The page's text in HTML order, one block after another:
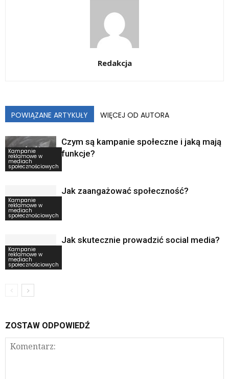
Redakcja
POWIĄZANE ARTYKUŁY WIĘCEJ OD AUTORA
Kampanie
reklamowe w
mediach
społecznościowych
Czym są kampanie społeczne i jaką mają
funkcje?
Kampanie
reklamowe w
mediach
społecznościowych
Jak zaangażować społeczność?
Kampanie
reklamowe w
mediach
społecznościowych
Jak skutecznie prowadzić social media?
ZOSTAW ODPOWIEDŹ